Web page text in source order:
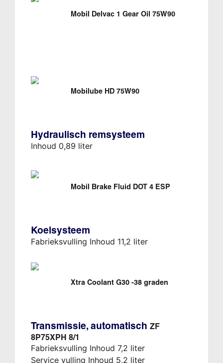
Mobil Delvac 1 Gear Oil 75W90
Mobilube HD 75W90
Hydraulisch remsysteem
Inhoud 0,89 liter
Mobil Brake Fluid DOT 4 ESP
Koelsysteem
Fabrieksvulling Inhoud 11,2 liter
Xtra Coolant G30 -38 graden
Transmissie, automatisch ZF
8P75XPH 8/1
Fabrieksvulling Inhoud 7,2 liter
Service vulling Inhoud 5,2 liter